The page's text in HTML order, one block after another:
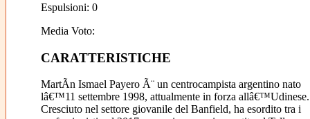
Espulsioni: 0
Media Voto:
CARATTERISTICHE
MartÃ­n Ismael Payero Ã¨ un centrocampista argentino nato
lâ€™11 settembre 1998, attualmente in forza allâ€™Udinese.
Cresciuto nel settore giovanile del Banfield, ha esordito tra i